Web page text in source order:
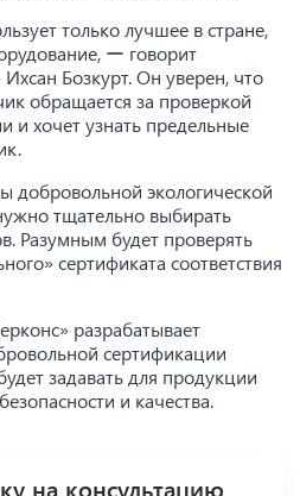
только лучшее в стране,
ー говорит
Бозкурт. Он уверен, что
обращается за проверкой
и хочет узнать предельные
добровольной экологической
тщательно выбирать
Разумным будет проверять
сертификата соответствия
разрабатывает
сертификации
задавать для продукции
и качества.
на консультацию